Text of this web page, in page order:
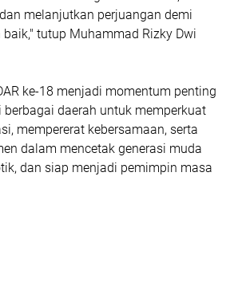
melanjutkan perjuangan demi
tutup Muhammad Rizky Dwi
ke-18 menjadi momentum penting
berbagai daerah untuk memperkuat
mempererat kebersamaan, serta
dalam mencetak generasi muda
dan siap menjadi pemimpin masa